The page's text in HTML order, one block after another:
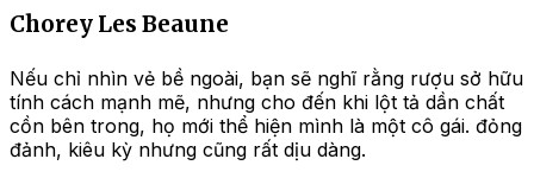
Chorey Les Beaune
Nếu chỉ nhìn vẻ bề ngoài, bạn sẽ nghĩ rằng rượu sở hữu
tính cách mạnh mẽ, nhưng cho đến khi lột tả dần chất
cồn bên trong, họ mới thể hiện mình là một cô gái. đỏng
đảnh, kiêu kỳ nhưng cũng rất dịu dàng.